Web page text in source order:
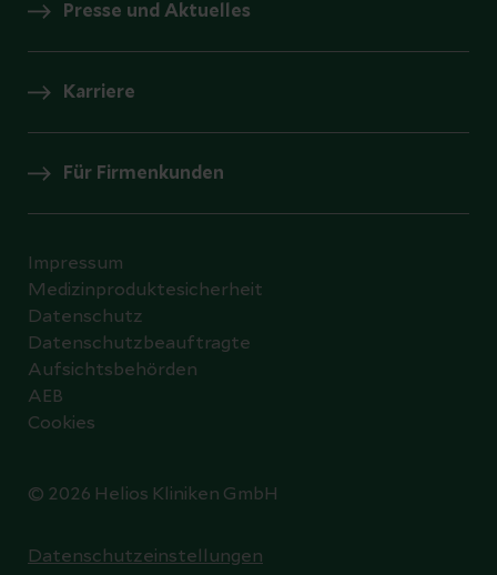
Presse und Aktuelles
Karriere
Für Firmenkunden
© 2026 Helios Kliniken GmbH
Impressum
Medizinproduktesicherheit
Datenschutz
Datenschutzbeauftragte
Aufsichtsbehörden
AEB
Cookies
Datenschutzeinstellungen